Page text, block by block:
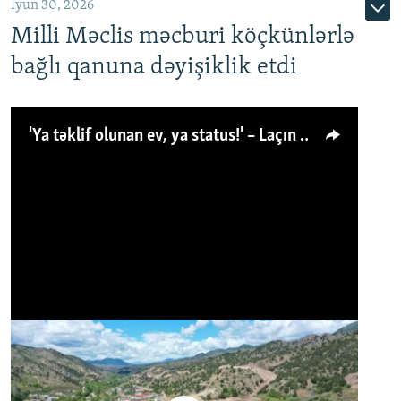
İyun 30, 2026
Milli Məclis məcburi köçkünlərlə
bağlı qanuna dəyişiklik etdi
'Ya təklif olunan ev, ya status!' – Laçın köçkünü: 'Laçından başqa heç hara!'